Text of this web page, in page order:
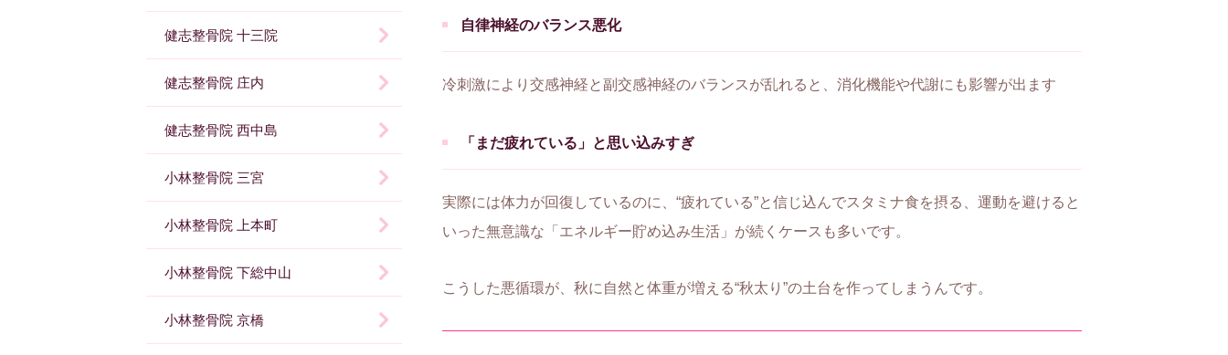
自律神経のバランス悪化
冷刺激により交感神経と副交感神経のバランスが乱れると、消化機能や代謝にも影響が出ます
「まだ疲れている」と思い込みすぎ
実際には体力が回復しているのに、“疲れている”と信じ込んでスタミナ食を摂る、運動を避けると
いった無意識な「エネルギー貯め込み生活」が続くケースも多いです。
こうした悪循環が、秋に自然と体重が増える“秋太り”の土台を作ってしまうんです。
健志整骨院 十三院
健志整骨院 庄内
健志整骨院 西中島
小林整骨院 三宮
小林整骨院 上本町
小林整骨院 下総中山
小林整骨院 京橋